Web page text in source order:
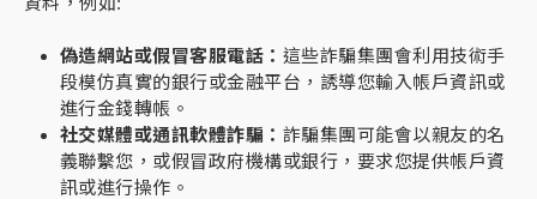
偽造網站或假冒客服電話： 這些詐騙集團會利用技術手
段模仿真實的銀行或金融平台，誘導您輸入帳戶資訊或
進行金錢轉帳。
社交媒體或通訊軟體詐騙： 詐騙集團可能會以親友的名
義聯繫您，或假冒政府機構或銀行，要求您提供帳戶資
訊或進行操作。